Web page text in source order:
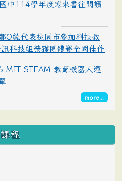
中114學年度寒來書往閱讀
紘代表桃園市參加科技教
科技組榮獲團體賽全國佳作
STEAM 教育機器人運
more...
課程